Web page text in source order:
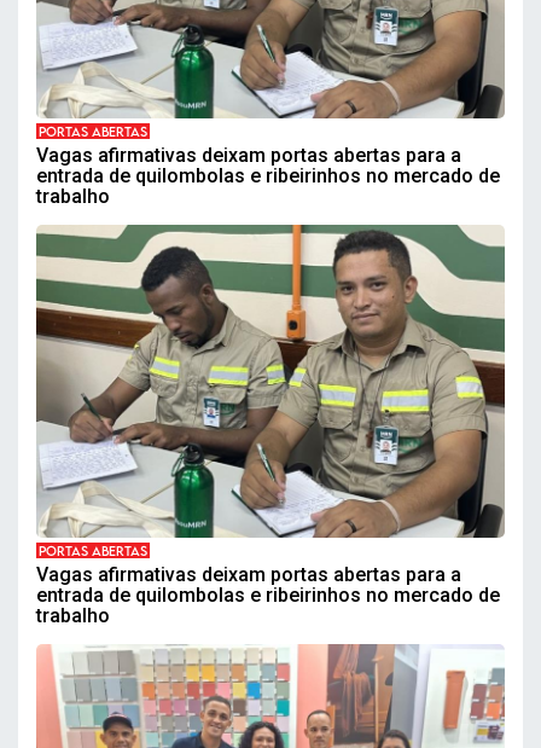
PORTAS ABERTAS
Vagas afirmativas deixam portas abertas para a
entrada de quilombolas e ribeirinhos no mercado de
trabalho
PORTAS ABERTAS
Vagas afirmativas deixam portas abertas para a
entrada de quilombolas e ribeirinhos no mercado de
trabalho